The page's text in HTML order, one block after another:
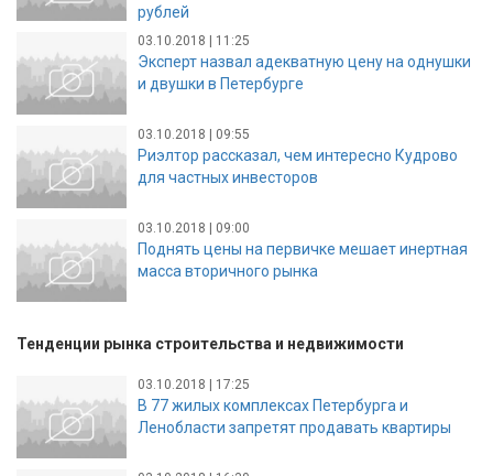
рублей
03.10.2018 | 11:25
Эксперт назвал адекватную цену на однушки
и двушки в Петербурге
03.10.2018 | 09:55
Риэлтор рассказал, чем интересно Кудрово
для частных инвесторов
03.10.2018 | 09:00
Поднять цены на первичке мешает инертная
масса вторичного рынка
Тенденции рынка строительства и недвижимости
03.10.2018 | 17:25
В 77 жилых комплексах Петербурга и
Ленобласти запретят продавать квартиры